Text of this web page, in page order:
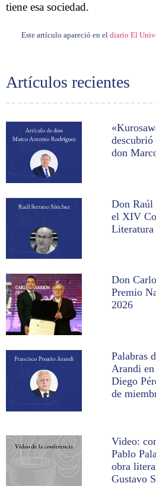
Artículos recientes
don
Don Raúl
el XIV
Don
Premio
2026
Palabras
Arandi
Diego
de
Video:
Pablo
obra
Gustavo
tiene esa sociedad.
Este artículo apareció en el diario El